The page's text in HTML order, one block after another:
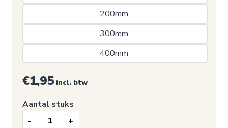
200mm
300mm
400mm
€1,95 incl. btw
Aantal stuks